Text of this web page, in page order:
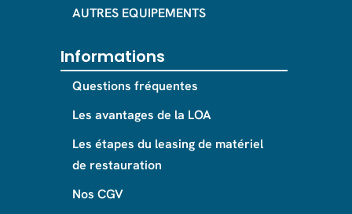
AUTRES EQUIPEMENTS
Informations
Questions fréquentes
Les avantages de la LOA
Les étapes du leasing de matériel
de restauration
Nos CGV